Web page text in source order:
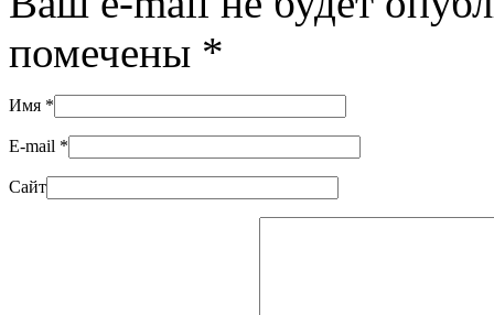
помечены *
Имя *
E-mail *
Сайт